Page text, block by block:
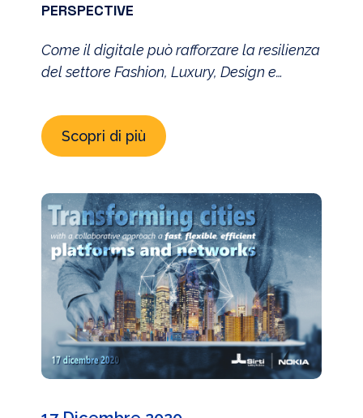
PERSPECTIVE
Come il digitale può rafforzare la resilienza
del settore Fashion, Luxury, Design e
Scopri di più